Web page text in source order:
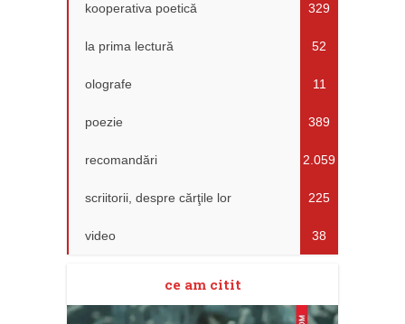
kooperativa poetică 329
la prima lectură 52
olografe 11
poezie 389
recomandări 2.059
scriitorii, despre cărţile lor 225
video 38
ce am citit